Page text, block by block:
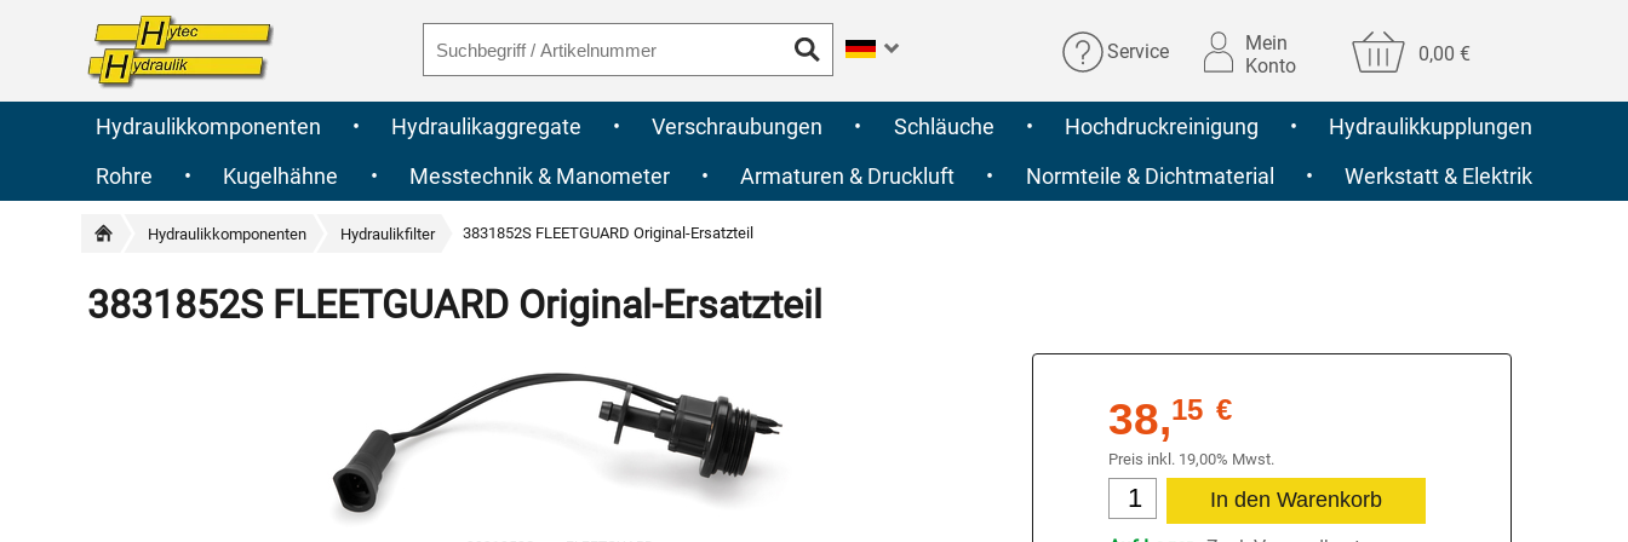
Service
Mein
Konto
0,00 €
Hydraulikkomponenten • Hydraulikaggregate • Verschraubungen • Schläuche • Hochdruckreinigung •
Hydraulikkupplungen
Rohre
• Kugelhähne • Messtechnik & Manometer • Armaturen & Druckluft • Normteile & Dichtmaterial • Werkstatt & Elektrik
Hydraulikkomponenten Hydraulikfilter 3831852S FLEETGUARD Original-Ersatzteil
3831852S FLEETGUARD Original-Ersatzteil
38,15 €
Preis inkl. 19,00% Mwst.